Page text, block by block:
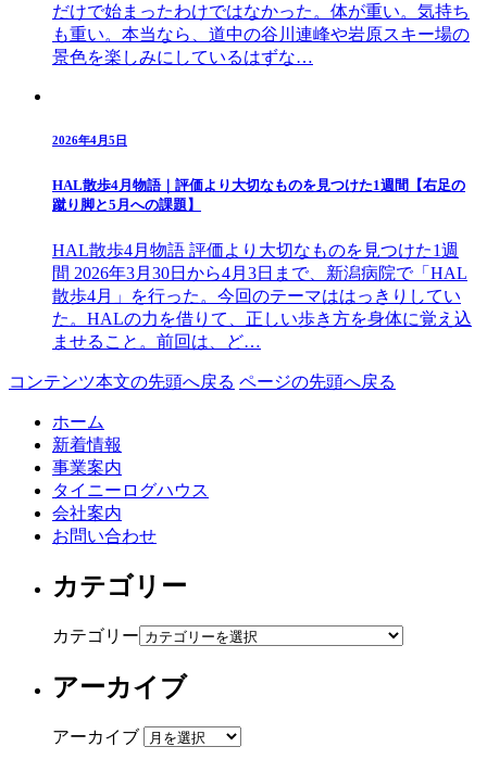
だけで始まったわけではなかった。体が重い。気持ち
も重い。本当なら、道中の谷川連峰や岩原スキー場の
景色を楽しみにしているはずな…
2026年4月5日
HAL散歩4月物語｜評価より大切なものを見つけた1週間【右足の
蹴り脚と5月への課題】
HAL散歩4月物語 評価より大切なものを見つけた1週
間 2026年3月30日から4月3日まで、新潟病院で「HAL
散歩4月」を行った。今回のテーマははっきりしてい
た。HALの力を借りて、正しい歩き方を身体に覚え込
ませること。前回は、ど…
コンテンツ本文の先頭へ戻る ページの先頭へ戻る
ホーム
新着情報
事業案内
タイニーログハウス
会社案内
お問い合わせ
カテゴリー
カテゴリー
アーカイブ
アーカイブ